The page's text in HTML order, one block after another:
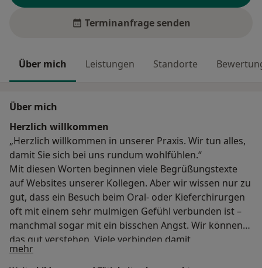
Terminanfrage senden
Über mich Leistungen Standorte
Über mich
Herzlich willkommen
„Herzlich willkommen in unserer Praxis. Wir tun alles,
damit Sie sich bei uns rundum wohlfühlen.“
Mit diesen Worten beginnen viele Begrüßungstexte
auf Websites unserer Kollegen. Aber wir wissen nur zu
gut, dass ein Besuch beim Oral- oder Kieferchirurgen
oft mit einem sehr mulmigen Gefühl verbunden ist –
manchmal sogar mit ein bisschen Angst. Wir können
das gut verstehen. Viele verbinden damit
unangenehme Erfahrungen, und es braucht
mehrÜber mich